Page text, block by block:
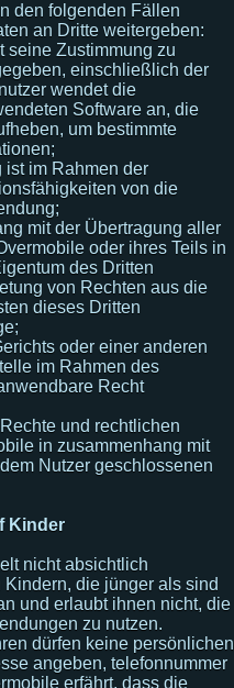
den folgenden Fällen
an Dritte weitergeben:
seine Zustimmung zu
einschließlich der
wendet die
Software an, die
um bestimmte
ist im Rahmen der
von die
mit der Übertragung aller
oder ihres Teils in
des Dritten
von Rechten aus die
dieses Dritten
oder einer anderen
im Rahmen des
Recht
und rechtlichen
in zusammenhang mit
Nutzer geschlossenen
Kinder
nicht absichtlich
die jünger als sind
und erlaubt ihnen nicht, die
zu nutzen.
dürfen keine persönlichen
angeben, telefonnummer
erfährt, dass die